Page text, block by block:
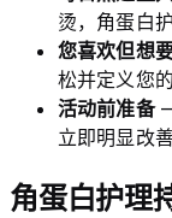
烫，角蛋白
您喜欢但想
松并定义您
活动前准备—
立即明显改
角蛋白护理